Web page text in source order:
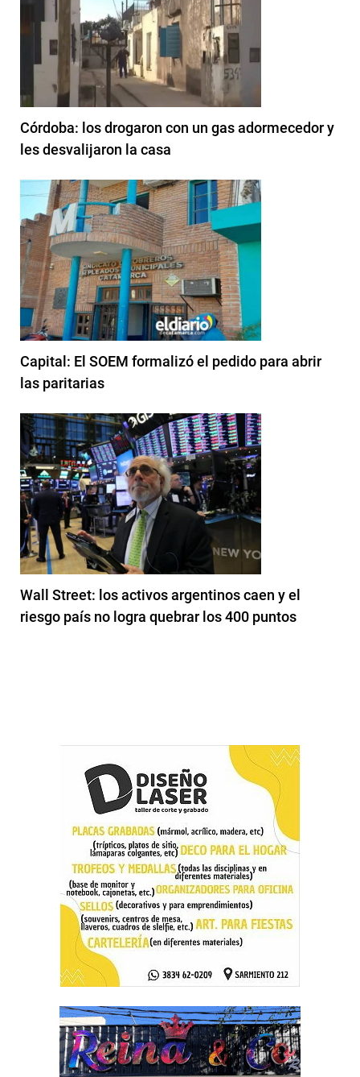
Córdoba: los drogaron con un gas adormecedor y
les desvalijaron la casa
Capital: El SOEM formalizó el pedido para abrir
las paritarias
Wall Street: los activos argentinos caen y el
riesgo país no logra quebrar los 400 puntos